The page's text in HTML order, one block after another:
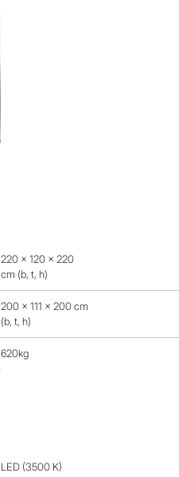
220 x 120 x 220
cm (b, t, h)
200 x 111 x 200 cm
(b, t, h)
620kg
LED (3500 K)